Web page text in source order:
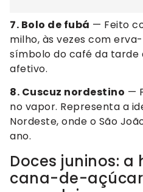
7. Bolo de fubá — Feito
milho, às vezes com
símbolo do café da tarde
afetivo.
8. Cuscuz nordestino —
no vapor. Representa a
Nordeste, onde o São
ano.
Doces juninos: a
cana-de-